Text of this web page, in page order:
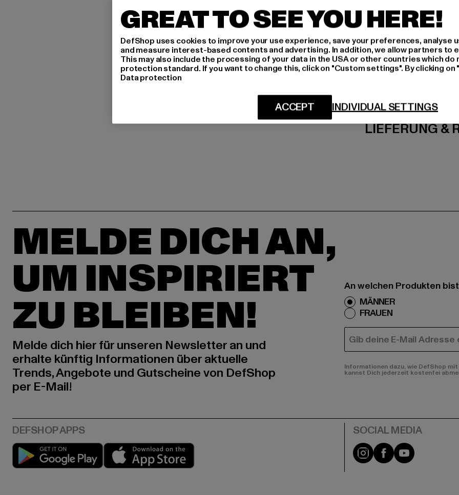
Art.Nr: 0008179-00003
Shelley Road,
LIEFERUNG &
MELDE DICH AN,
UM INSPIRIERT
ZU BLEIBEN!
Melde dich hier für unseren Newsletter an und
erhalte künftig Informationen über aktuelle
Trends, Angebote und Gutscheine von DefShop
per E-Mail!
An welchen Produkten
MÄNNER
FRAUEN
E-MAIL
Informationen dazu, wie DefShop
kannst Dich jederzeit kostenfei
Play market Instagram
FacebookYouTube
GREAT TO SEE YOU HERE!
DefShop uses cookies to improve your use experience, save your preferences, analyse
and measure interest-based contents and advertising. In addition, we allow partners to
This may also include the processing of your data in the USA or other countries which do
protection standard. If you want to change this, click on "Custom settings". By clicking
Data protection
INDIVIDUAL SETTINGS
ACCEPT